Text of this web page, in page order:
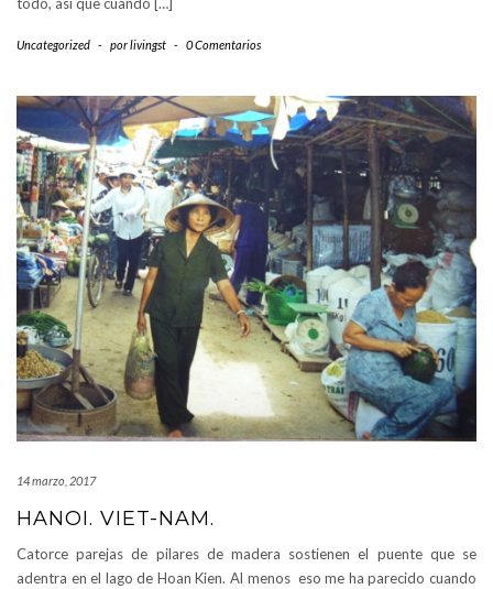
todo, así que cuando […]
Uncategorized - porlivingst - 0 Comentarios
14 marzo, 2017
HANOI. VIET-NAM.
Catorce parejas de pilares de madera sostienen el puente que se
adentra en el lago de Hoan Kien. Al menos eso me ha parecido cuando